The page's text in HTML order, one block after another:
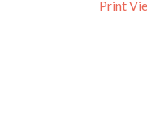
Print